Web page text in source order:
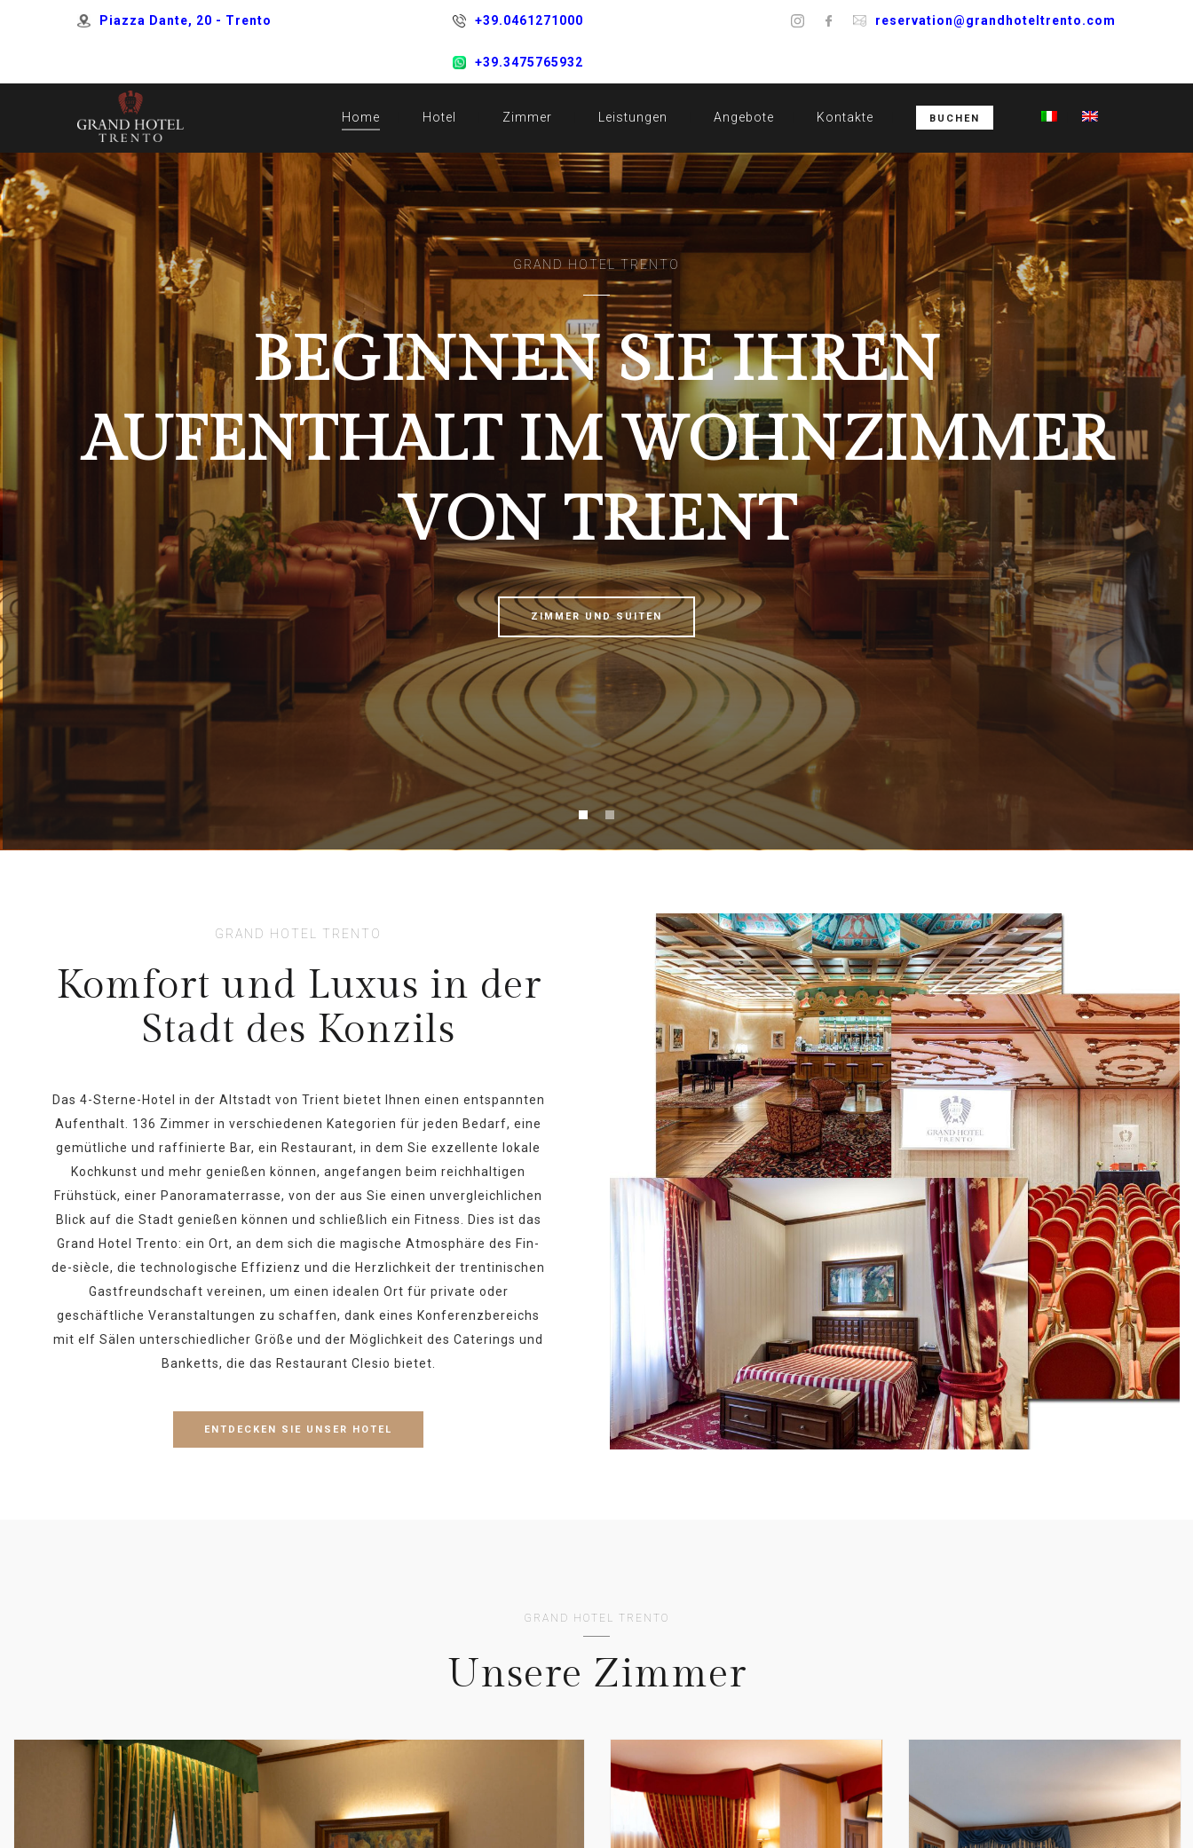
Piazza Dante, 20 - Trento +39.0461271000
+39.3475765932
reservation@grandhoteltrento.com
Home Hotel Zimmer Leistungen Angebote Kontakte BUCHEN
BOOK NOW
GRAND HOTEL TRENTO
Komfort und Luxus in der
Stadt des Konzils
Das 4-Sterne-Hotel in der Altstadt von Trient bietet Ihnen einen entspannten
Aufenthalt. 136 Zimmer in verschiedenen Kategorien für jeden Bedarf, eine
gemütliche und raffinierte Bar, ein Restaurant, in dem Sie exzellente lokale
Kochkunst und mehr genießen können, angefangen beim reichhaltigen
Frühstück, einer Panoramaterrasse, von der aus Sie einen unvergleichlichen
Blick auf die Stadt genießen können und schließlich ein Fitness. Dies ist das
Grand Hotel Trento: ein Ort, an dem sich die magische Atmosphäre des Fin-
de-siècle, die technologische Effizienz und die Herzlichkeit der trentinischen
Gastfreundschaft vereinen, um einen idealen Ort für private oder
geschäftliche Veranstaltungen zu schaffen, dank eines Konferenzbereichs
mit elf Sälen unterschiedlicher Größe und der Möglichkeit des Caterings und
Banketts, die das Restaurant Clesio bietet.
ENTDECKEN SIE UNSER HOTEL
GRAND HOTEL TRENTO
Unsere Zimmer